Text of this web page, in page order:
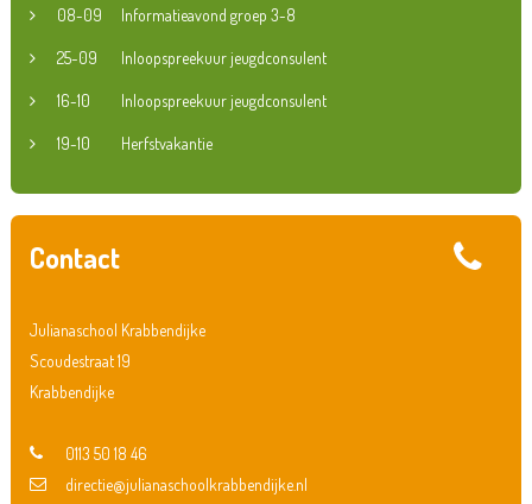
08-09 Informatieavond groep 3-8
25-09 Inloopspreekuur jeugdconsulent
16-10 Inloopspreekuur jeugdconsulent
19-10 Herfstvakantie
Contact
Julianaschool Krabbendijke
Scoudestraat 19
Krabbendijke
0113 50 18 46
directie@julianaschoolkrabbendijke.nl